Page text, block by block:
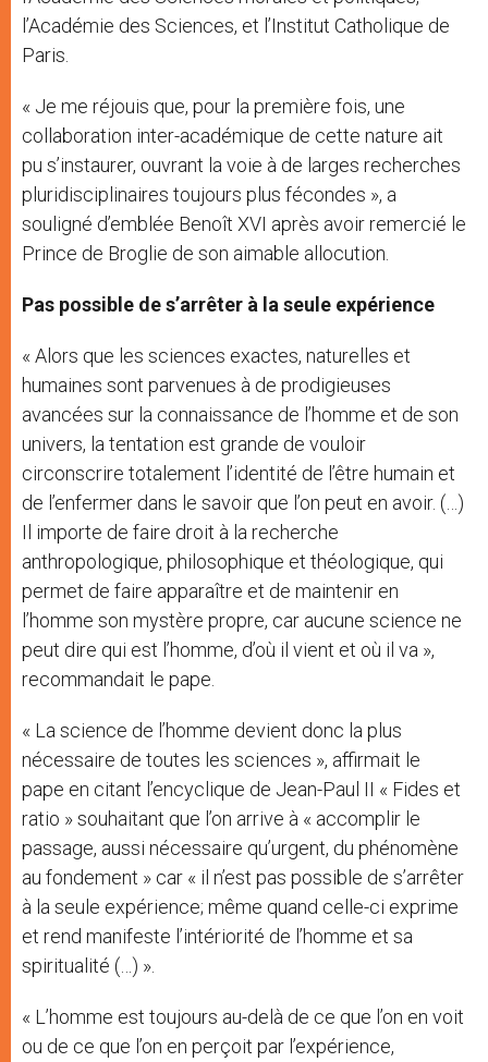
l’Académie des Sciences, et l’Institut Catholique de
Paris.
« Je me réjouis que, pour la première fois, une
collaboration inter-académique de cette nature ait
pu s’instaurer, ouvrant la voie à de larges recherches
pluridisciplinaires toujours plus fécondes », a
souligné d’emblée Benoît XVI après avoir remercié le
Prince de Broglie de son aimable allocution.
Pas possible de s’arrêter à la seule expérience
« Alors que les sciences exactes, naturelles et
humaines sont parvenues à de prodigieuses
avancées sur la connaissance de l’homme et de son
univers, la tentation est grande de vouloir
circonscrire totalement l’identité de l’être humain et
de l’enfermer dans le savoir que l’on peut en avoir. (…)
Il importe de faire droit à la recherche
anthropologique, philosophique et théologique, qui
permet de faire apparaître et de maintenir en
l’homme son mystère propre, car aucune science ne
peut dire qui est l’homme, d’où il vient et où il va »,
recommandait le pape.
« La science de l’homme devient donc la plus
nécessaire de toutes les sciences », affirmait le
pape en citant l’encyclique de Jean-Paul II « Fides et
ratio » souhaitant que l’on arrive à « accomplir le
passage, aussi nécessaire qu’urgent, du phénomène
au fondement » car « il n’est pas possible de s’arrêter
à la seule expérience; même quand celle-ci exprime
et rend manifeste l’intériorité de l’homme et sa
spiritualité (…) ».
« L’homme est toujours au-delà de ce que l’on en voit
ou de ce que l’on en perçoit par l’expérience,